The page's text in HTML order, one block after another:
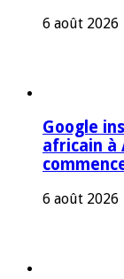
6 août 2026
Google
africain à
6 août 2026